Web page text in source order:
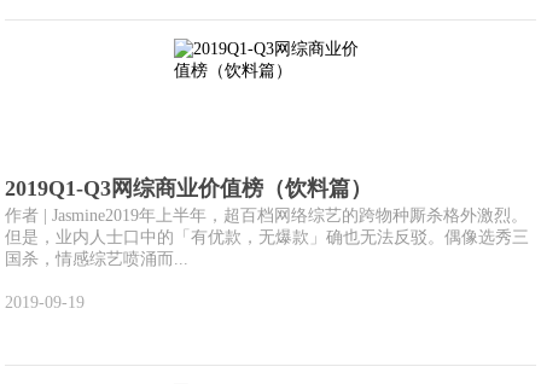
2019Q1-Q3网综商业价值榜（饮料篇）
作者 | Jasmine2019年上半年，超百档网络综艺的跨物种厮杀格外激烈。
但是，业内人士口中的「有优款，无爆款」确也无法反驳。偶像选秀三
国杀，情感综艺喷涌而...
2019-09-19